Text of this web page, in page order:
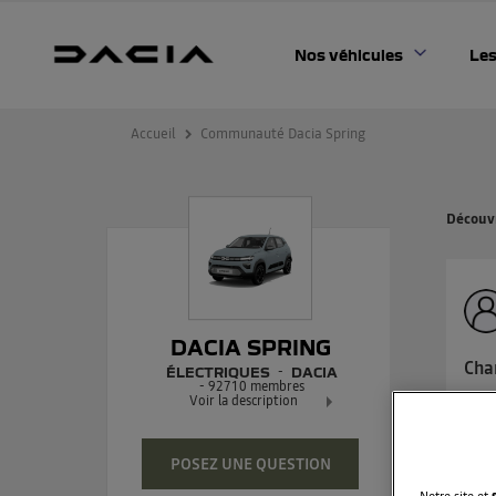
Nos véhicules
Accueil Communauté Dacia Spring
DACIA SPRING
ÉLECTRIQUES DACIA
-92710 membres
Voir la description
Dacia Spring - 100% électrique
POSEZ UNE QUESTION